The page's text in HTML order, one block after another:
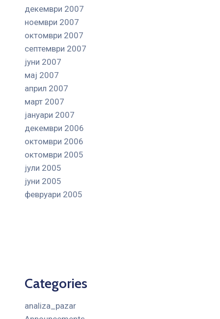
декември 2007
ноември 2007
октомври 2007
септември 2007
јуни 2007
мај 2007
април 2007
март 2007
јануари 2007
декември 2006
октомври 2006
октомври 2005
јули 2005
јуни 2005
февруари 2005
Categories
analiza_pazar